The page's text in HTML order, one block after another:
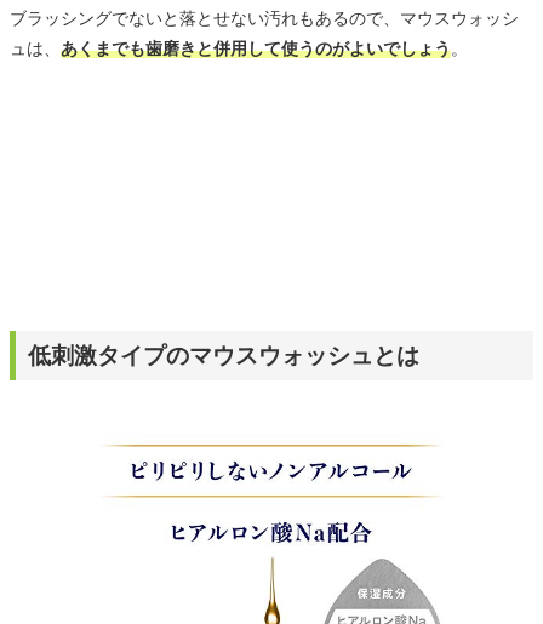
ブラッシングでないと落とせない汚れもあるので、マウスウォッシ
ュは、 あくまでも歯磨きと併用して使うのがよいでしょう。
低刺激タイプのマウスウォッシュとは